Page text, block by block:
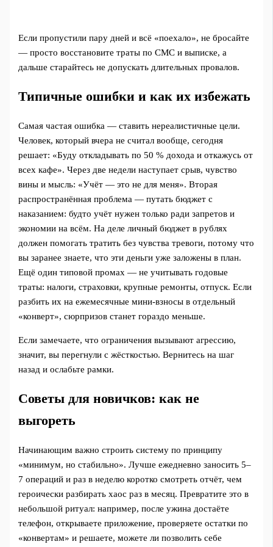
Если пропустили пару дней и всё «поехало», не бросайте
— просто восстановите траты по СМС и выписке, а
дальше старайтесь не допускать длительных провалов.
Типичные ошибки и как их избежать
Самая частая ошибка — ставить нереалистичные цели.
Человек, который вчера не считал вообще, сегодня
решает: «Буду откладывать по 50 % дохода и откажусь от
всех кафе». Через две недели наступает срыв, чувство
вины и мысль: «Учёт — это не для меня». Вторая
распространённая проблема — путать бюджет с
наказанием: будто учёт нужен только ради запретов и
экономии на всём. На деле личный бюджет в рублях
должен помогать тратить без чувства тревоги, потому что
вы заранее знаете, что эти деньги уже заложены в план.
Ещё один типовой промах — не учитывать годовые
траты: налоги, страховки, крупные ремонты, отпуск. Если
разбить их на ежемесячные мини‑взносы в отдельный
«конверт», сюрпризов станет гораздо меньше.
Если замечаете, что ограничения вызывают агрессию,
значит, вы перегнули с жёсткостью. Вернитесь на шаг
назад и ослабьте рамки.
Советы для новичков: как не
выгореть
Начинающим важно строить систему по принципу
«минимум, но стабильно». Лучше ежедневно заносить 5–
7 операций и раз в неделю коротко смотреть отчёт, чем
героически разбирать хаос раз в месяц. Превратите это в
небольшой ритуал: например, после ужина достаёте
телефон, открываете приложение, проверяете остатки по
«конвертам» и решаете, можете ли позволить себе